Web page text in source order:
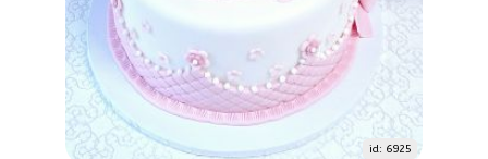
id: 6925